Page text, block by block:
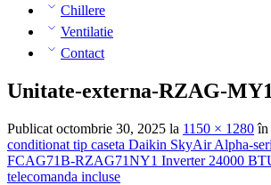
Chillere
Ventilatie
Contact
Unitate-externa-RZAG-
Publicat octombrie 30, 2025 la 1150 × 1280în
conditionat tip caseta Daikin SkyAir Alpha-
FCAG71B-RZAG71NY1 Inverter 24000
telecomanda incluse